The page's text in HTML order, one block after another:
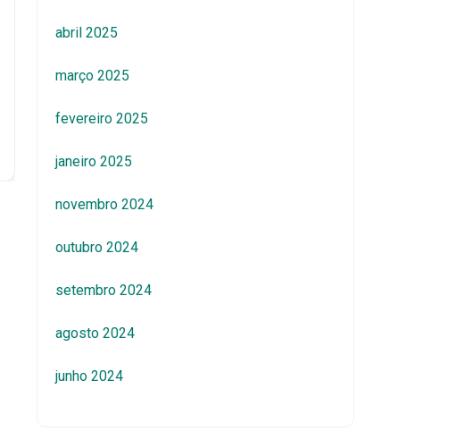
abril 2025
março 2025
fevereiro 2025
janeiro 2025
novembro 2024
outubro 2024
setembro 2024
agosto 2024
junho 2024